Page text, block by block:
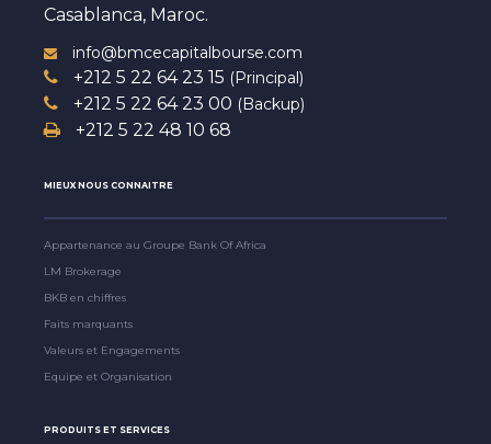
Casablanca, Maroc.
info@bmcecapitalbourse.com
+212 5 22 64 23 15 (Principal)
+212 5 22 64 23 00 (Backup)
+212 5 22 48 10 68
MIEUX NOUS CONNAITRE
Appartenance au Groupe Bank Of Africa
LM Brokerage
BKB en chiffres
Faits marquants
Valeurs et Engagements
Equipe et Organisation
PRODUITS ET SERVICES